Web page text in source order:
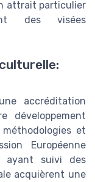
attrait particulier
des visées
accréditation
développement
et
Européenne
ayant suivi des
acquièrent une